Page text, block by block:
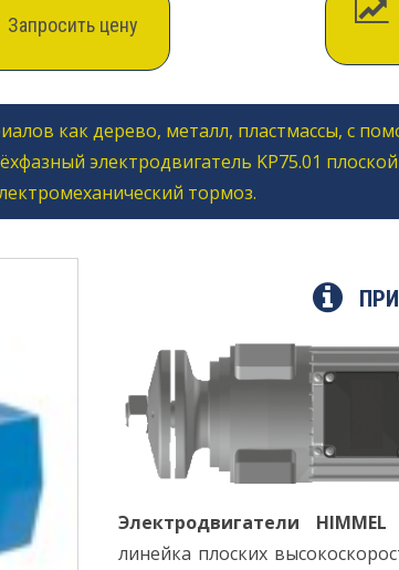
Запросить цену
как дерево, металл, пластмассы, с
электродвигатель KP75.01
тормоз.
Электродвигатели HIMMEL
линейка плоских